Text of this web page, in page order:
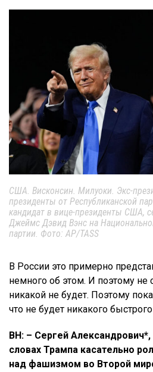
США. Висконсин. Милуоки. Экс-
президенты от Республиканской
кандидат в вице-президенты США,
Джеймс Дэвид Вэнс на
партии. Фото: AP/TASS
В России это примерно
немного об этом. И поэтому
никакой не будет. Поэтому
что не будет никакого
ВН: – Сергей
словах Трампа касательно
над фашизмом во Второй